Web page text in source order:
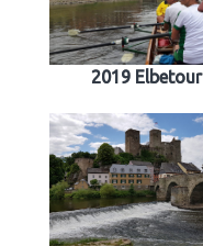
2019 Elbetour